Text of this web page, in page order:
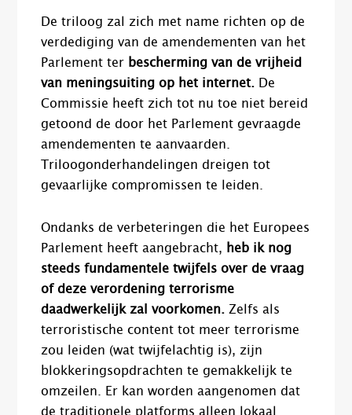
De triloog zal zich met name richten op de
verdediging van de amendementen van het
Parlement ter bescherming van de vrijheid
van meningsuiting op het internet. De
Commissie heeft zich tot nu toe niet bereid
getoond de door het Parlement gevraagde
amendementen te aanvaarden.
Triloogonderhandelingen dreigen tot
gevaarlijke compromissen te leiden.
Ondanks de verbeteringen die het Europees
Parlement heeft aangebracht, heb ik nog
steeds fundamentele twijfels over de vraag
of deze verordening terrorisme
daadwerkelijk zal voorkomen. Zelfs als
terroristische content tot meer terrorisme
zou leiden (wat twijfelachtig is), zijn
blokkeringsopdrachten te gemakkelijk te
omzeilen. Er kan worden aangenomen dat
de traditionele platforms alleen lokaal